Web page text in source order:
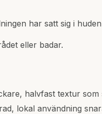
har satt sig i
eller badar.
halvfast textur
lokal användning